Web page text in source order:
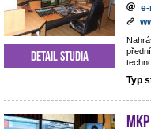
e-
Typ
Detail studia